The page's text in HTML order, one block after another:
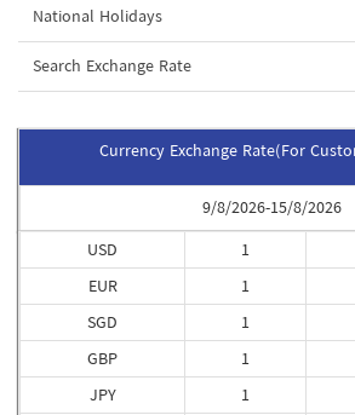
National Holidays
Search Exchange Rate
Currency Exchange Rate(For
9/8/2026-15/8/2026
USD
EUR
SGD
GBP
JPY
1
1
1
1
1